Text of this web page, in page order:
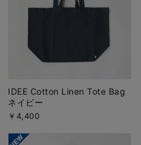
IDEE Cotton Linen Tote Bag
ネイビー
￥4,400